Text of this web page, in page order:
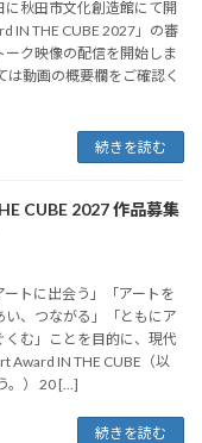
秋田市文化創造館にて開
IN THE CUBE 2027」の審
ーク映像の配信を開始しま
は動画の概要欄をご確認く
続きを読む
CUBE 2027 作品募集
ートに出会う」「アートを
い、つながる」「ともにア
くむ」ことを目的に、現代
Award IN THE CUBE（以
。） 20 […]
続きを読む